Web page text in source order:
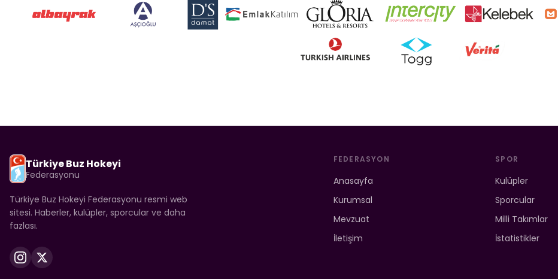
Türkiye Buz Hokeyi
Federasyonu
Türkiye Buz Hokeyi Federasyonu resmi web
sitesi. Haberler, kulüpler, sporcular ve daha
fazlası.
FEDERASYON
Anasayfa
Kurumsal
Mevzuat
İletişim
SPOR
Kulüpler
Sporcular
Milli Takımlar
İstatistikler